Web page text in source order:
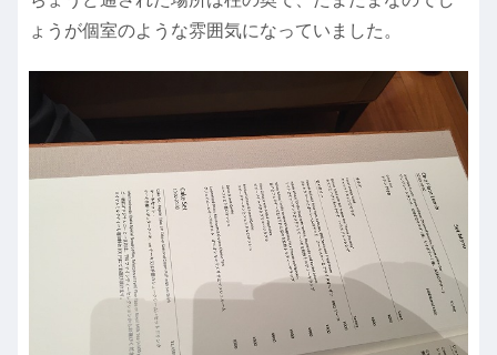
ょうが個室のような雰囲気になっていました。